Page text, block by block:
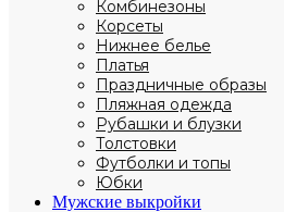
Комбинезоны
Корсеты
Нижнее белье
Платья
Праздничные образы
Пляжная одежда
Рубашки и блузки
Толстовки
Футболки и топы
Юбки
Мужские выкройки